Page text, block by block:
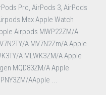
Pro, AirPods 3, AirPods
Max Apple Watch
Airpods MWP22ZM/A
A MV7N2Zm/A Apple
A MLWK3ZM/A Apple
MQD83ZM/A Apple
AApple ...